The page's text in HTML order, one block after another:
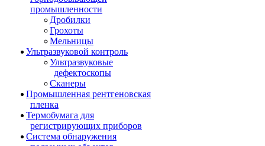
промышленности
Дробилки
Грохоты
Мельницы
Ультразвуковой контроль
Ультразвуковые
дефектоскопы
Сканеры
Промышленная рентгеновская
пленка
Термобумага для
регистрирующих приборов
Система обнаружения